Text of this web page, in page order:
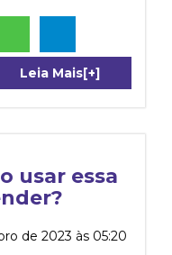
Leia Mais[+]
usar essa
de 2023 às 05:20